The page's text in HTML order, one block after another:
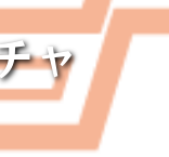
ャ